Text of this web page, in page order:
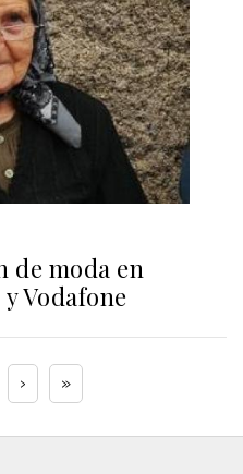
de moda en
Vodafone
› »